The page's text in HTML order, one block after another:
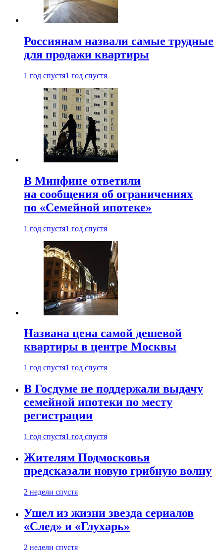
Россиянам назвали самые трудные
для продажи квартиры
1 год спустя1 год спустя
В Минфине ответили
на сообщения об ограничениях
по «Семейной ипотеке»
1 год спустя1 год спустя
Названа цена самой дешевой
квартиры в центре Москвы
1 год спустя1 год спустя
В Госдуме не поддержали выдачу
семейной ипотеки по месту
регистрации
1 год спустя1 год спустя
Жителям Подмосковья
предсказали новую грибную волну
2 недели спустя
Ушел из жизни звезда сериалов
«След» и «Глухарь»
2 недели спустя